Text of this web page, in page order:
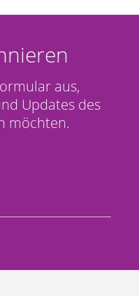
aus,
Updates des
möchten.